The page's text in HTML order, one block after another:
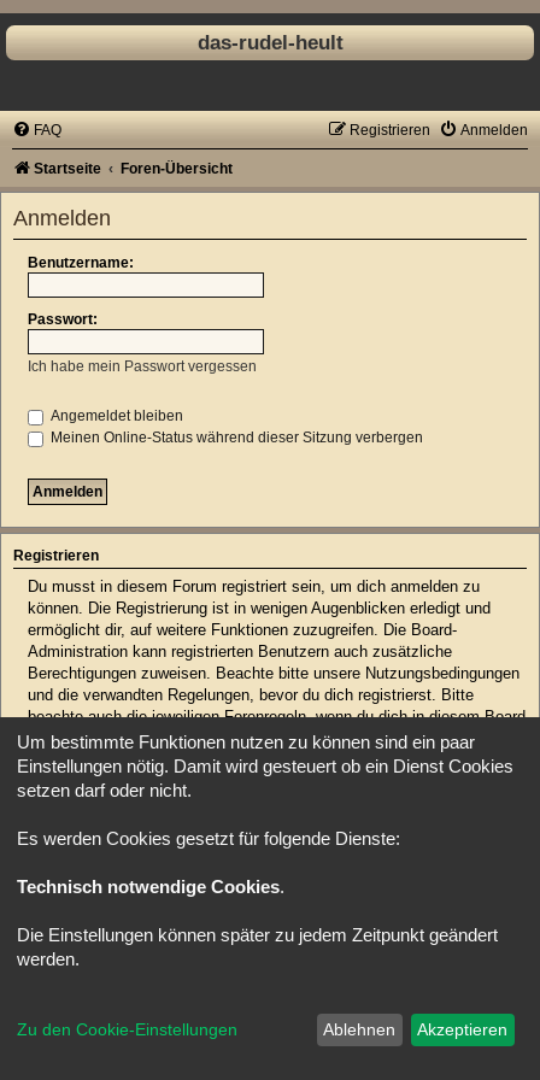
das-rudel-heult
FAQ Anmelden
Registrieren
Startseite Foren-Übersicht
Anmelden
Benutzername:
Passwort:
Ich habe mein Passwort vergessen
Angemeldet bleiben
Meinen Online-Status während dieser Sitzung verbergen
Registrieren
Du musst in diesem Forum registriert sein, um dich anmelden zu
können. Die Registrierung ist in wenigen Augenblicken erledigt und
ermöglicht dir, auf weitere Funktionen zuzugreifen. Die Board-
Administration kann registrierten Benutzern auch zusätzliche
Berechtigungen zuweisen. Beachte bitte unsere Nutzungsbedingungen
und die verwandten Regelungen, bevor du dich registrierst. Bitte
beachte auch die jeweiligen Forenregeln, wenn du dich in diesem Board
bewegst.
Nutzungsbedingungen|Datenschutzerklärung
Registrieren
Startseite Foren-Übersicht
Deutsche Übersetzung durchphpBB.de
Style: X-Creamy by Joyce&LunaphpBB-Style-Design
Um bestimmte Funktionen nutzen zu können sind ein paar
Einstellungen nötig. Damit wird gesteuert ob ein Dienst Cookies
setzen darf oder nicht.
Es werden Cookies gesetzt für folgende Dienste:
Technisch notwendige Cookies.
Die Einstellungen können später zu jedem Zeitpunkt geändert
werden.
Zu den Cookie-Einstellungen Ablehnen Akzeptieren